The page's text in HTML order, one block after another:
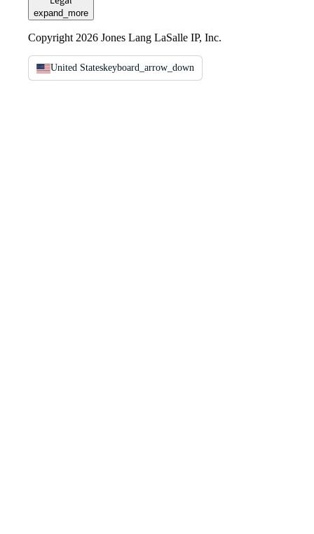
expand_more
Copyright 2026 Jones Lang LaSalle IP, Inc.
United Stateskeyboard_arrow_down